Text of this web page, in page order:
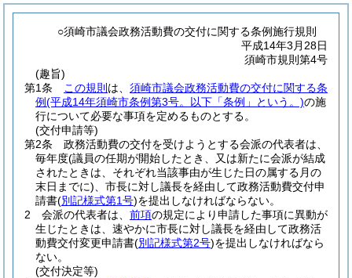
○須崎市議会政務活動費の交付に関する条例施行規則
平成14年3月28日
須崎市規則第4号
(趣旨)
第1条
この規則 は、 須崎市議会政務活動費の交付に関する条
例(平成14年須崎市条例第3号。以下「条例」という。)の施
行について必要な事項を定めるものとする。
(交付申請等)
第2条
政務活動費の交付を受けようとする会派の代表者は、
毎年度(議員の任期が開始したとき、又は新たに会派が結成
されたときは、それぞれ当該事由が生じた日の属する月の
末日までに) 、市長に対し議長を経由して政務活動費交付申
請書(別記様式第1号)を提出しなければならない。
2
会派の代表者は、 前項の規定により申請した事項に異動が
生じたときは、速やかに市長に対し議長を経由して政務活
動費交付変更申請書(別記様式第2号)を提出しなければなら
ない。
(交付決定等)